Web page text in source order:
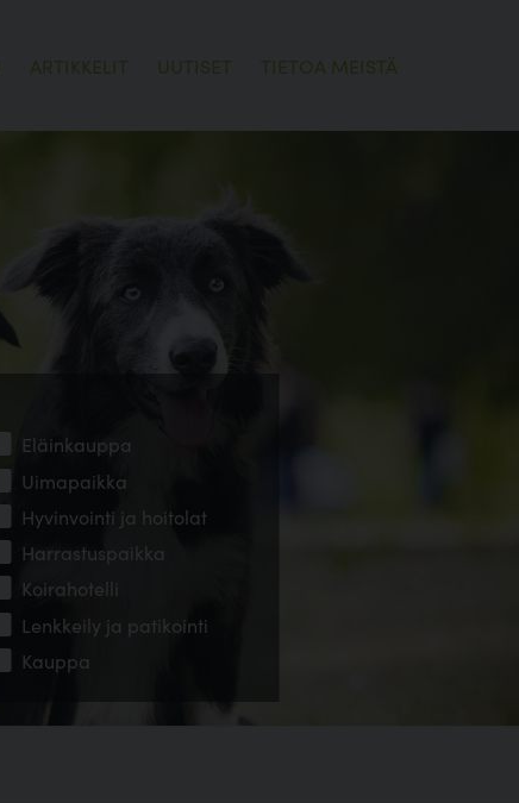
ARTIKKELIT UUTISET TIETOA MEISTÄ
Eläinkauppa
Uimapaikka
Hyvinvointi ja hoitolat
Harrastuspaikka
Koirahotelli
Lenkkeily ja patikointi
Kauppa